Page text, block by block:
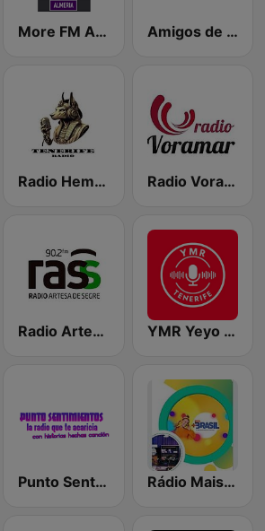
More FM Almeria Amigos de Rádio
Radio Hemisférica Radio Voramar
Radio Artesa de segre 90.2 FM YMR Yeyo Music Radio
Punto Sentimientos Rádio Mais Brasil Europa